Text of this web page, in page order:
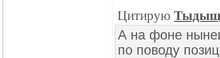
Цитирую
А на фоне
по поводу